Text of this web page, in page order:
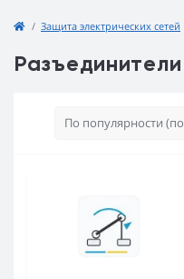
Защита электрических сетей